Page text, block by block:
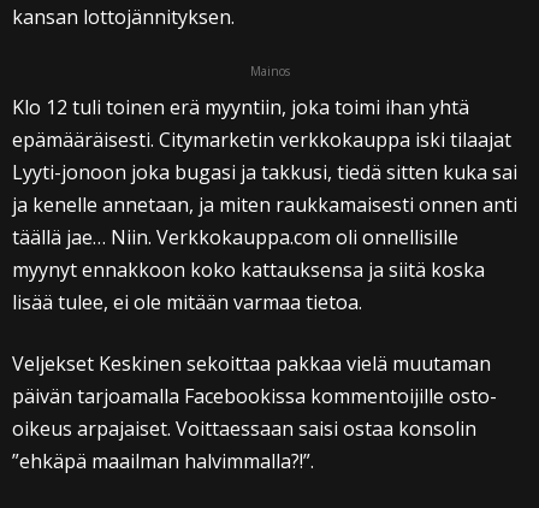
kansan lottojännityksen.
Mainos
Klo 12 tuli toinen erä myyntiin, joka toimi ihan yhtä
epämääräisesti. Citymarketin verkkokauppa iski tilaajat
Lyyti-jonoon joka bugasi ja takkusi, tiedä sitten kuka sai
ja kenelle annetaan, ja miten raukkamaisesti onnen anti
täällä jae… Niin. Verkkokauppa.com oli onnellisille
myynyt ennakkoon koko kattauksensa ja siitä koska
lisää tulee, ei ole mitään varmaa tietoa.
Veljekset Keskinen sekoittaa pakkaa vielä muutaman
päivän tarjoamalla Facebookissa kommentoijille osto-
oikeus arpajaiset. Voittaessaan saisi ostaa konsolin
”ehkäpä maailman halvimmalla?!”.